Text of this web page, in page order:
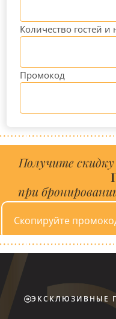
Количество гостей и
Промокод
Получите
при
Скопируйте
ЭКСКЛЮЗИВНЫЕ